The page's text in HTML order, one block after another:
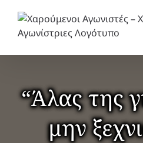
περιεχόμενο
“Άλας της
μην